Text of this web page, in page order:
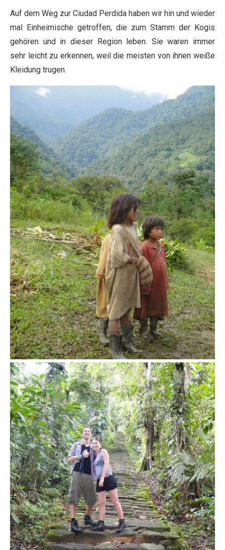
Auf dem Weg zur Ciudad Perdida haben wir hin und wieder
mal Einheimische getroffen, die zum Stamm der Kogis
gehören und in dieser Region leben. Sie waren immer
sehr leicht zu erkennen, weil die meisten von ihnen weiße
Kleidung trugen.